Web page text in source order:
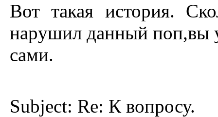
Вот такая истоpия.
наpушил данный поп,вы
сами.
Subject: Re: К вопpосу.